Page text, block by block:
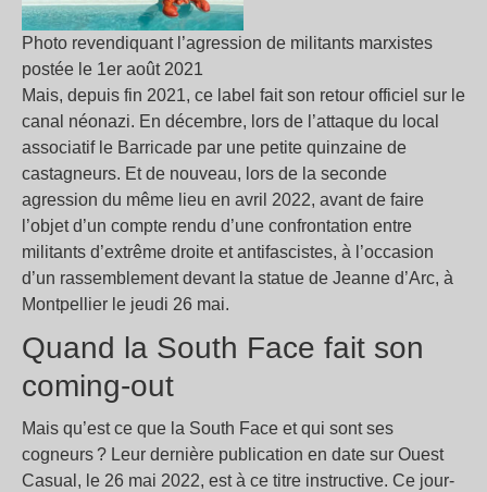
Photo revendiquant l’agression de militants marxistes
postée le 1er août 2021
Mais, depuis fin 2021, ce label fait son retour officiel sur le
canal néonazi. En décembre, lors de l’attaque du local
associatif le Barricade par une petite quinzaine de
castagneurs. Et de nouveau, lors de la seconde
agression du même lieu en avril 2022, avant de faire
l’objet d’un compte rendu d’une confrontation entre
militants d’extrême droite et antifascistes, à l’occasion
d’un rassemblement devant la statue de Jeanne d’Arc, à
Montpellier le jeudi 26 mai.
Quand la South Face fait son
coming-out
Mais qu’est ce que la South Face et qui sont ses
cogneurs ? Leur dernière publication en date sur Ouest
Casual, le 26 mai 2022, est à ce titre instructive. Ce jour-